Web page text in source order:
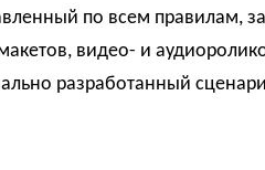
по всем правилам,
видео- и
разработанный